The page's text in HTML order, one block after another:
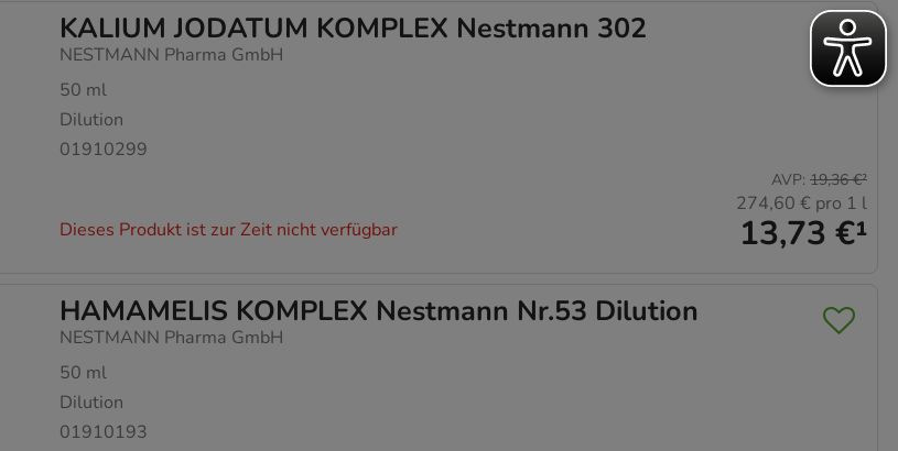
KALIUM JODATUM KOMPLEX Nestmann 302
NESTMANN Pharma GmbH
50 ml
Dilution
01910299
Dieses Produkt ist zur Zeit nicht verfügbar 13,73 €¹
AVP: 19,36 €²
274,60 € pro 1 l
HAMAMELIS KOMPLEX Nestmann Nr.53 Dilution
NESTMANN Pharma GmbH
50 ml
Dilution
01910193